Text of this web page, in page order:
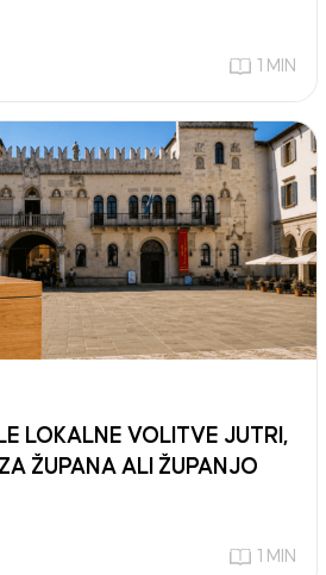
1 MIN
LOKALNE VOLITVE JUTRI,
ŽUPANA ALI ŽUPANJO
1 MIN